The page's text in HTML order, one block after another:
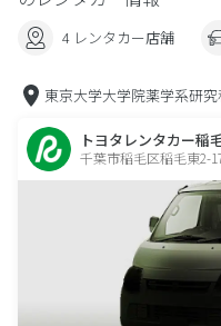
4 レンタカー店舗
東京大学大学院薬学系研
トヨタレンタカー稲
千葉市稲毛区稲毛東2-